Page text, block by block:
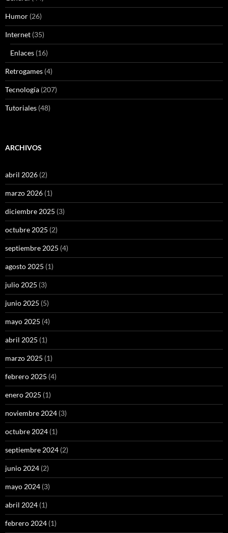
Humor (26)
Internet (35)
Enlaces (16)
Retrogames (4)
Tecnología (207)
Tutoriales (48)
ARCHIVOS
abril 2026 (2)
marzo 2026 (1)
diciembre 2025 (3)
octubre 2025 (2)
septiembre 2025 (4)
agosto 2025 (1)
julio 2025 (3)
junio 2025 (5)
mayo 2025 (4)
abril 2025 (1)
marzo 2025 (1)
febrero 2025 (4)
enero 2025 (1)
noviembre 2024 (3)
octubre 2024 (1)
septiembre 2024 (2)
junio 2024 (2)
mayo 2024 (3)
abril 2024 (1)
febrero 2024 (1)